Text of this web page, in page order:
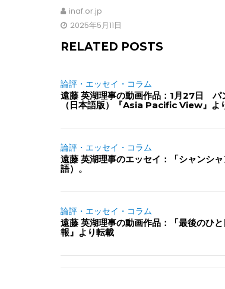
inaf.or.jp
2025年5月11日
RELATED POSTS
論評・エッセイ・コラム
遠藤 英湖理事の動画作品：1月27日 パ
（日本語版）『Asia Pacific View』よ
論評・エッセイ・コラム
遠藤 英湖理事のエッセイ：「シャンシ
語）。
論評・エッセイ・コラム
遠藤 英湖理事の動画作品：「最後のひ
報』より転載